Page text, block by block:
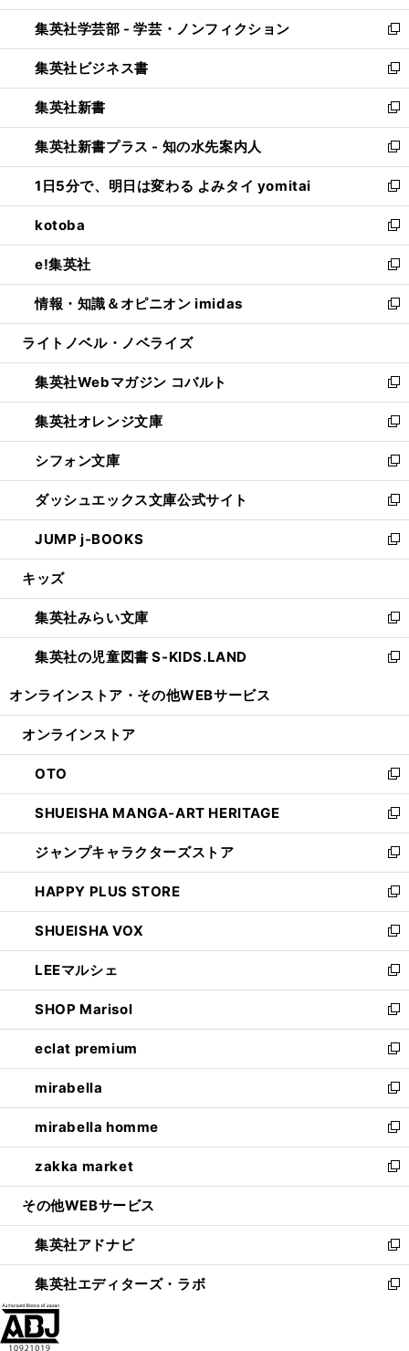
開
く
ウ
で
開
く
ン
ド
ウ
で
開
く
ウ
ィ
ン
ド
ウ
で
開
く
集英社学芸部 - 学芸・ノンフィクション
新
し
い
ウ
ィ
ン
ド
ウ
で
開
く
集英社ビジネス書
新
し
い
ウ
ィ
ン
ド
ウ
で
開
く
集英社新書
新
し
い
ウ
ィ
ン
ド
ウ
で
開
く
集英社新書プラス - 知の水先案内人
新
し
い
ウ
ィ
ン
ド
ウ
で
開
1日5分で、明日は変わる よみタイ yomitai
新
し
い
ウ
ィ
ン
ド
ウ
開
く
kotoba
新
し
い
ウ
ィ
ン
ウ
で
開
く
e!集英社
新
し
い
ウ
ン
ド
ウ
で
開
く
情報・知識＆オピニオン imidas
新
し
ウ
ィ
ン
ド
ウ
で
開
く
ライトノベル・ノベライズ
集英社Webマガジン コバルト
新
し
い
ウ
ィ
ン
ド
ウ
で
開
集英社オレンジ文庫
新
し
い
ウ
ィ
ン
ド
ウ
開
く
シフォン文庫
新
し
い
ウ
ィ
ン
ウ
で
開
く
ダッシュエックス文庫公式サイト
新
し
い
ウ
ン
ド
ウ
で
JUMP j-BOOKS
新
し
ウ
ィ
ン
ド
開
キッズ
集英社みらい文庫
新
し
い
ン
ウ
で
開
く
集英社の児童図書 S-KIDS.LAND
新
ウ
ン
ド
ウ
で
開
く
オンラインストア・ その他WEBサービス
オンラインストア
OTO
新
し
い
ウ
ィ
ン
ド
ウ
で
開
く
SHUEISHA MANGA-ART HERITAGE
新
し
い
ウ
ィ
ン
ド
ウ
で
開
く
ジャンプキャラクターズストア
新
し
い
ウ
ィ
ン
ド
ウ
で
開
く
HAPPY PLUS STORE
新
し
い
ウ
ィ
ン
ド
ウ
で
開
く
SHUEISHA VOX
新
し
い
ウ
ィ
ン
ド
ウ
で
開
く
LEEマルシェ
新
し
い
ウ
ィ
ン
ド
ウ
で
開
く
SHOP Marisol
新
し
い
ウ
ィ
ン
ド
ウ
で
開
eclat premium
新
し
い
ウ
ィ
ン
ド
ウ
開
く
mirabella
新
し
い
ウ
ィ
ン
ウ
で
開
く
mirabella homme
新
し
い
ウ
ン
ド
ウ
で
zakka market
新
し
ウ
ィ
ン
ド
その他WEBサービス
集英社アドナビ
新
し
い
集英社エディターズ・ラボ
新